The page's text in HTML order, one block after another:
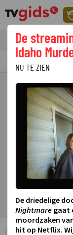
tvgids
De
Idaho
NU TE ZIEN
De driedelige
Nightmare gaat
moordzaken
hit op Netflix.